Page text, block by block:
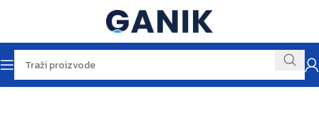
Početna Kupaonska galanterija